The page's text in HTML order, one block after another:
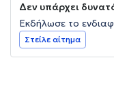
Δεν υπάρχει
Εκδήλωσε το
Στείλε αίτημα